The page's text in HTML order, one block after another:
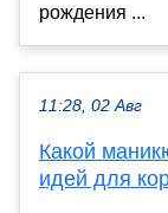
рождения ...
11:28, 02 Авг
Какой
идей для